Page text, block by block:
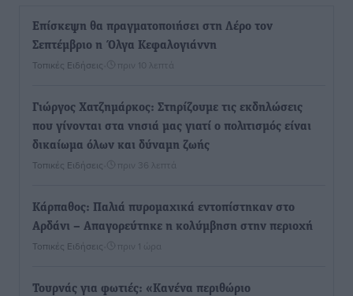
Επίσκεψη θα πραγματοποιήσει στη Λέρο τον
Σεπτέμβριο η Όλγα Κεφαλογιάννη
Τοπικές Ειδήσεις πριν 10 λεπτά
Γιώργος Χατζημάρκος: Στηρίζουμε τις εκδηλώσεις
που γίνονται στα νησιά μας γιατί ο πολιτισμός είναι
δικαίωμα όλων και δύναμη ζωής
Τοπικές Ειδήσεις πριν 36 λεπτά
Κάρπαθος: Παλιά πυρομαχικά εντοπίστηκαν στο
Αρδάνι – Απαγορεύτηκε η κολύμβηση στην περιοχή
Τοπικές Ειδήσεις πριν 1 ώρα
Τουρνάς για φωτιές: «Κανένα περιθώριο